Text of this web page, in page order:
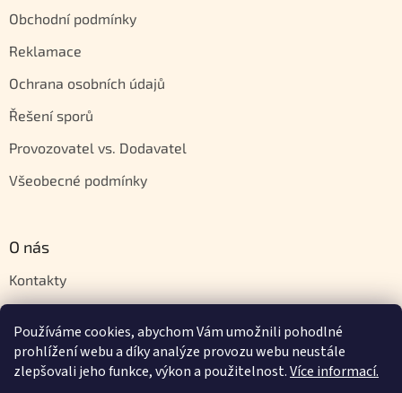
Používáme cookies, abychom Vám umožnili pohodlné
prohlížení webu a díky analýze provozu webu neustále
zlepšovali jeho funkce, výkon a použitelnost.Více informací.
Obchodní podmínky
Reklamace
Ochrana osobních údajů
Řešení sporů
Provozovatel vs. Dodavatel
Všeobecné podmínky
O nás
Kontakty
Napište nám